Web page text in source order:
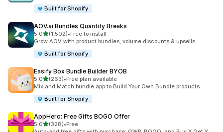
Built for Shopify
AOV.ai Bundles Quantity Breaks
5.05つ星中
(1,502)
合計レビュー数：1502件
•Free to install
Grow AOV with product bundles, volume discounts & upsells
Built for Shopify
Easify Box Bundle Builder BYOB
5.05つ星中
(263)
合計レビュー数：263件
•Free plan available
Mix and Match bundle app to Build Your Own Bundle products
Built for Shopify
AppHero: Free Gifts BOGO Offer
5.05つ星中
(328)
合計レビュー数：328件
•Free